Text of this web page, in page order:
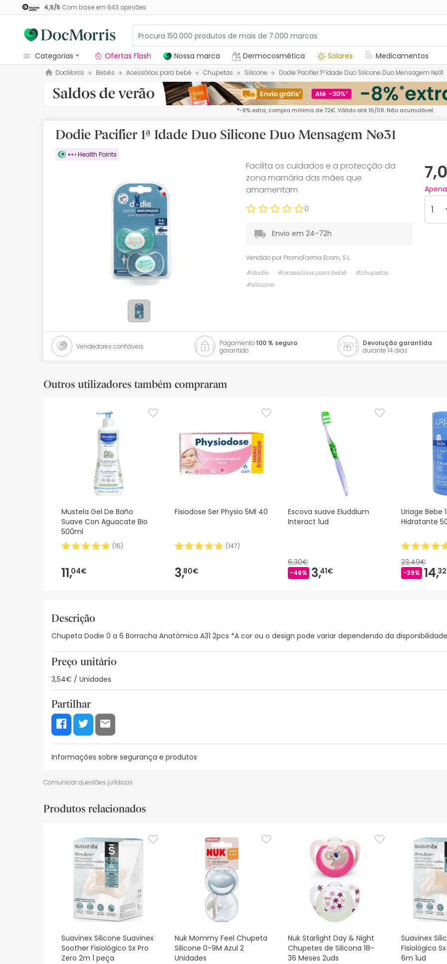
4,5/5 Com base em 643 opiniões
categorias
Dermocosmetica
Nossa marca
Medicamentos
Cosmética
Promoções
Mais vendidos
Ofertas Flash Nossa marca Dermocosmética Solares Medicamentos
DocMorris Bebés Acessórios para bebé Chupetas Silicone Dodie Pacifier 1ª Idade Duo Silicone Duo Mensagem Nø31
*-8% extra, compra mínima de 72€. Válido até 16/08. Não acumulável.
Dodie Pacifier 1ª Idade Duo Silicone Duo Mensagem Nø31
Health Points
Facilita os cuidados e a protecção da
zona mamária das mães que
amamentam
0
Envio em 24-72h
Vendido por PromoFarma Ecom, S.L.
#dodie
#acessórios para bebé
#chupetas
#silicone
Vendedores confiáveis Pagamento100 % seguro
garantido
Devolução garantida
durante 14 dias
Outros utilizadores também compraram
Mustela Gel De Baño
Suave Con Aguacate Bio
500ml
(15)
11,04€
Fisiodose Ser Physio 5Ml 40
(147)
3,80€
Escova suave Eluddium
Interact 1ud
6,30€
-46% 3,41€
Uriage Bebe
Hidratante
23,49€
-39% 14,
Descrição
Chupeta Dodie 0 a 6 Borracha Anatómica A31 2pcs *A cor ou o design pode variar dependendo da disponibilidade
Preço unitário
3,54€ / Unidades
Partilhar
Informações sobre segurança e produtos
Recursos de segurança visual
De momento, não dispomos de imagens de segurança para este produto, mas estamos a trabalhar nisso.
sobre segurança, não hesites em contactar-nos. Além disso, se desejares, também podes devolver o produto
Comunicar questões jurídicas
Produtos relacionados
Suavinex Silicone Suavinex
Soother Fisiológico Sx Pro
Zero 2m 1 peça
Nuk Mommy Feel Chupeta
Silicone 0-9M Azul 2
Unidades
Nuk Starlight Day & Night
Chupetes de Silicona 18-
36 Meses 2uds
Suavinex
Fisiológico
6m 1ud